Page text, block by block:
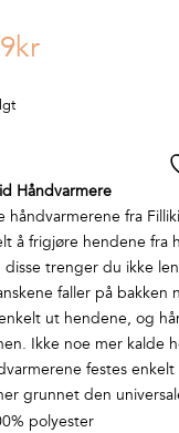
kr
Håndvarmere
håndvarmerene fra
å frigjøre hendene fra
disse trenger du ikke
faller på bakken
ut hendene, og
Ikke noe mer kalde
festes
grunnet den
polyester